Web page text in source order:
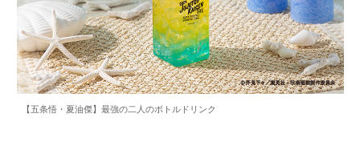
【五条悟・夏油傑】最強の二人のボトルドリンク